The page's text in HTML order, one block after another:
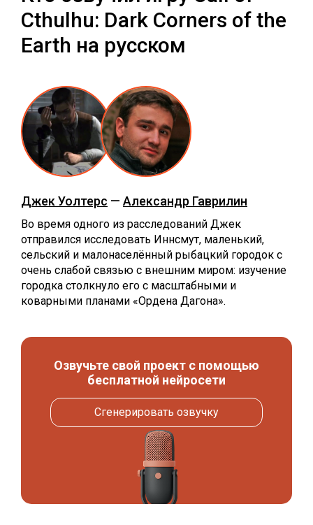
Cthulhu: Dark Corners of the
Earth на русском
Джек Уолтерс — Александр Гаврилин
Во время одного из расследований Джек
отправился исследовать Иннсмут, маленький,
сельский и малонаселённый рыбацкий городок с
очень слабой связью с внешним миром: изучение
городка столкнуло его с масштабными и
коварными планами «Ордена Дагона».
Озвучьте свой проект с помощью
бесплатной нейросети
Сгенерировать озвучку